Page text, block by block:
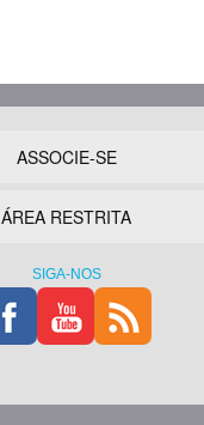
ASSOCIE-SE
ÁREA RESTRITA
SIGA-NOS